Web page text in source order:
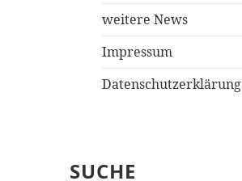
weitere News
Impressum
Datenschutzerklärung
SUCHE